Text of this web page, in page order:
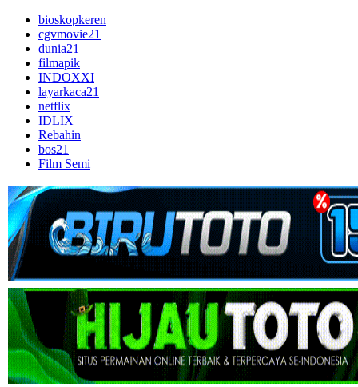
bioskopkeren
cgvmovie21
dunia21
filmapik
INDOXXI
layarkaca21
netflix
IDLIX
Rebahin
bos21
Film Semi